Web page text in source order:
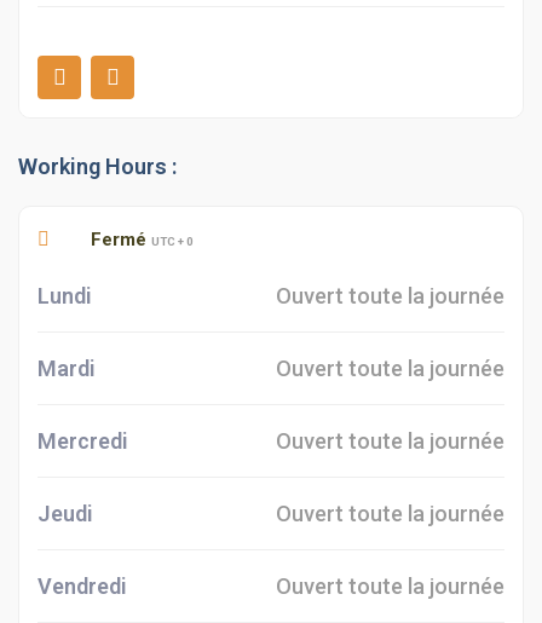
Working Hours :
Fermé UTC + 0
Lundi Ouvert toute la journée
Mardi Ouvert toute la journée
Mercredi Ouvert toute la journée
Jeudi Ouvert toute la journée
Vendredi Ouvert toute la journée